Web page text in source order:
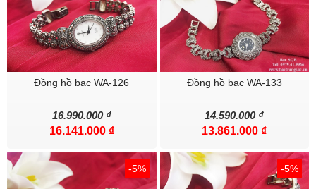
Đồng hồ bạc WA-126
16.990.000 ₫
16.141.000 ₫
Đồng hồ bạc WA-133
14.590.000 ₫
13.861.000 ₫
-5% -5%